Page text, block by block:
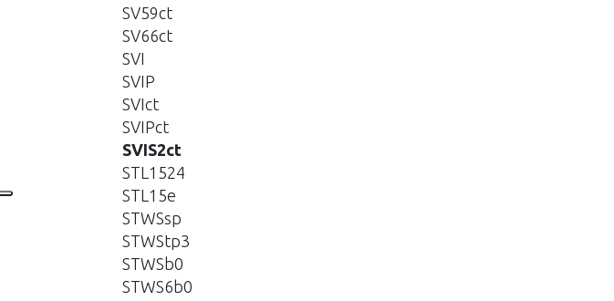
SV59ct
SV66ct
SVI
SVIP
SVIct
SVIPct
SVIS2ct
STL1524
STL15e
STWSsp
STWStp3
STWSb0
STWS6b0